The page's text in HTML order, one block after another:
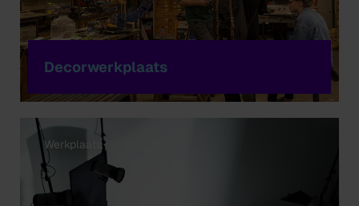
Decorwerkplaats
Werkplaats